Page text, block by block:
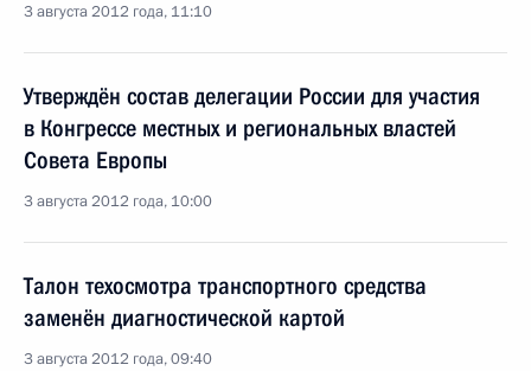
3 августа 2012 года, 11:10
Утверждён состав делегации России для участия
в Конгрессе местных и региональных властей
Совета Европы
3 августа 2012 года, 10:00
Талон техосмотра транспортного средства
заменён диагностической картой
3 августа 2012 года, 09:40